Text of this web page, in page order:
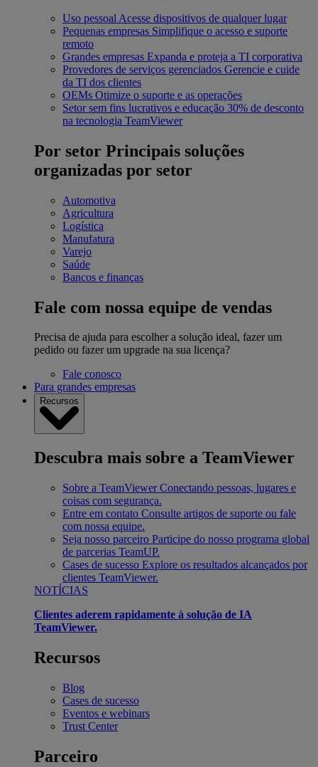
Uso pessoal Acesse dispositivos de qualquer lugar
Pequenas empresas Simplifique o acesso e suporte
remoto
Grandes empresas Expanda e proteja a TI corporativa
Provedores de serviços gerenciados Gerencie e cuide
da TI dos clientes
OEMs Otimize o suporte e as operações
Setor sem fins lucrativos e educação 30% de desconto
na tecnologia TeamViewer
Por setor Principais soluções
organizadas por setor
Automotiva
Agricultura
Logística
Manufatura
Varejo
Saúde
Bancos e finanças
Fale com nossa equipe de vendas
Precisa de ajuda para escolher a solução ideal, fazer um
pedido ou fazer um upgrade na sua licença?
Fale conosco
Para grandes empresas
Recursos
Descubra mais sobre a TeamViewer
Sobre a TeamViewer Conectando pessoas, lugares e
coisas com segurança.
Entre em contato Consulte artigos de suporte ou fale
com nossa equipe.
Seja nosso parceiro Participe do nosso programa global
de parcerias TeamUP.
Cases de sucesso Explore os resultados alcançados por
clientes TeamViewer.
NOTÍCIAS
Clientes aderem rapidamente à solução de IA
TeamViewer.
Recursos
Blog
Cases de sucesso
Eventos e webinars
Trust Center
Parceiro